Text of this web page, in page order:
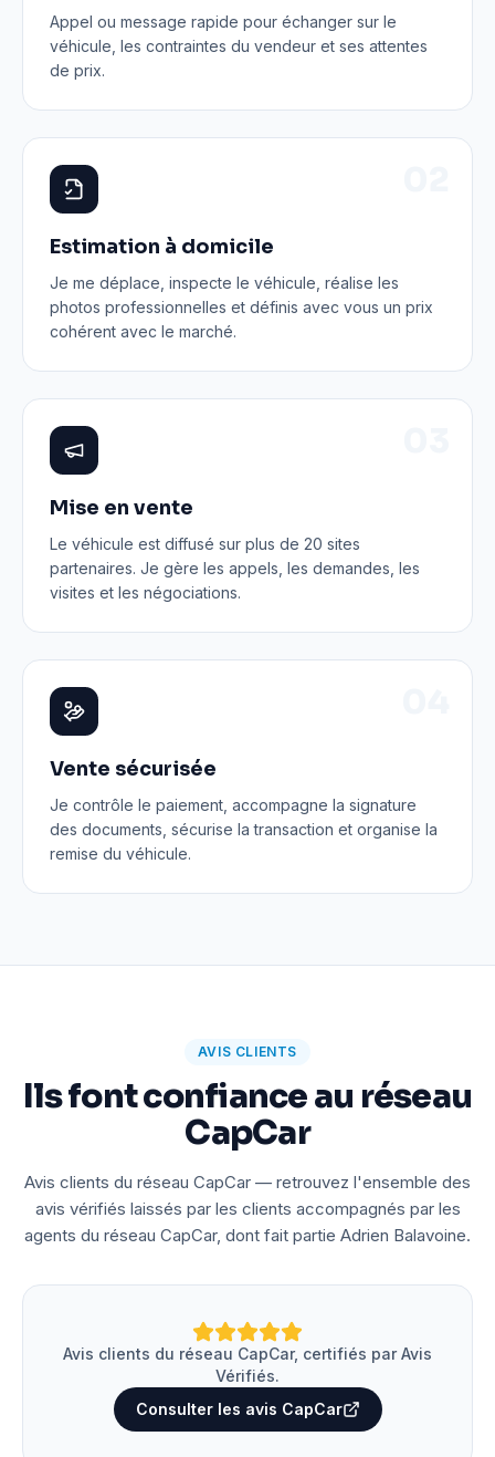
Appel ou message rapide pour échanger sur le
véhicule, les contraintes du vendeur et ses attentes
de prix.
Estimation à domicile
Je me déplace, inspecte le véhicule, réalise les
photos professionnelles et définis avec vous un prix
cohérent avec le marché.
Mise en vente
Le véhicule est diffusé sur plus de 20 sites
partenaires. Je gère les appels, les demandes, les
visites et les négociations.
Vente sécurisée
Je contrôle le paiement, accompagne la signature
des documents, sécurise la transaction et organise la
remise du véhicule.
AVIS CLIENTS
Ils font confiance au réseau
CapCar
Avis clients du réseau CapCar — retrouvez l'ensemble des
avis vérifiés laissés par les clients accompagnés par les
agents du réseau CapCar, dont fait partie Adrien Balavoine.
Avis clients du réseau CapCar, certifiés par Avis
Vérifiés.
Consulter les avis CapCar